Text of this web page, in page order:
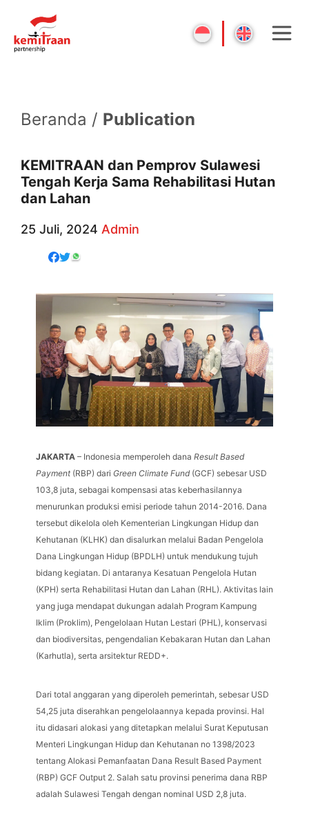
Beranda / Publication
KEMITRAAN dan Pemprov Sulawesi
Tengah Kerja Sama Rehabilitasi Hutan
dan Lahan
25 Juli, 2024 Admin
JAKARTA – Indonesia memperoleh dana Result Based
Payment(RBP) dari Green Climate Fund (GCF) sebesar USD
103,8 juta, sebagai kompensasi atas keberhasilannya
menurunkan produksi emisi periode tahun 2014-2016. Dana
tersebut dikelola oleh Kementerian Lingkungan Hidup dan
Kehutanan (KLHK) dan disalurkan melalui Badan Pengelola
Dana Lingkungan Hidup (BPDLH) untuk mendukung tujuh
bidang kegiatan. Di antaranya Kesatuan Pengelola Hutan
(KPH) serta Rehabilitasi Hutan dan Lahan (RHL). Aktivitas lain
yang juga mendapat dukungan adalah Program Kampung
Iklim (Proklim), Pengelolaan Hutan Lestari (PHL), konservasi
dan biodiversitas, pengendalian Kebakaran Hutan dan Lahan
(Karhutla), serta arsitektur REDD+.
Dari total anggaran yang diperoleh pemerintah, sebesar USD
54,25 juta diserahkan pengelolaannya kepada provinsi. Hal
itu didasari alokasi yang ditetapkan melalui Surat Keputusan
Menteri Lingkungan Hidup dan Kehutanan no 1398/2023
tentang Alokasi Pemanfaatan Dana Result Based Payment
(RBP) GCF Output 2. Salah satu provinsi penerima dana RBP
adalah Sulawesi Tengah dengan nominal USD 2,8 juta.